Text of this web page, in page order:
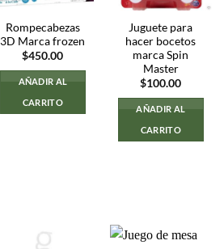
Rompecabezas
3D Marca frozen
$450.00
AÑADIR AL
CARRITO
Juguete para
hacer bocetos
marca Spin
Master
$100.00
AÑADIR AL
CARRITO